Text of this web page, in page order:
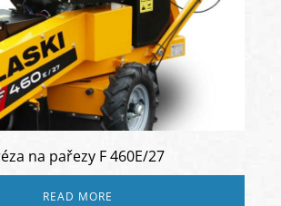
na pařezy F 460E/27
READ MORE